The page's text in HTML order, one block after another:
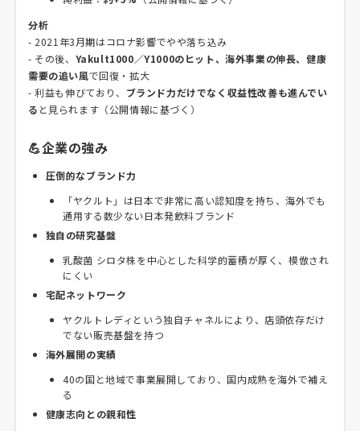
分析
- 2021年3月期はコロナ影響でやや落ち込み
- その後、 Yakult1000／Y1000のヒット、海外事業の伸長、健康
需要の追い風で回復・拡大
- 利益も伸びており、 ブランド力だけでなく収益性改善も進んでい
る と見られます（公開情報に基づく）
💪企業の強み
圧倒的なブランド力
「ヤクルト」は日本で非常に高い認知度を持ち、海外でも
通用する数少ない日本発飲料ブランド
独自の研究基盤
乳酸菌 シロタ株を中心とした科学的蓄積が厚く、模倣され
にくい
宅配ネットワーク
ヤクルトレディという独自チャネルにより、店頭依存だけ
でない販売基盤を持つ
海外展開の実績
40の国と地域で事業展開しており、国内成熟を海外で補え
る
健康志向との親和性